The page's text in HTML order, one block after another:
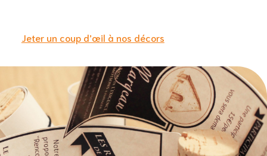
Jeter un coup d’œil à nos décors